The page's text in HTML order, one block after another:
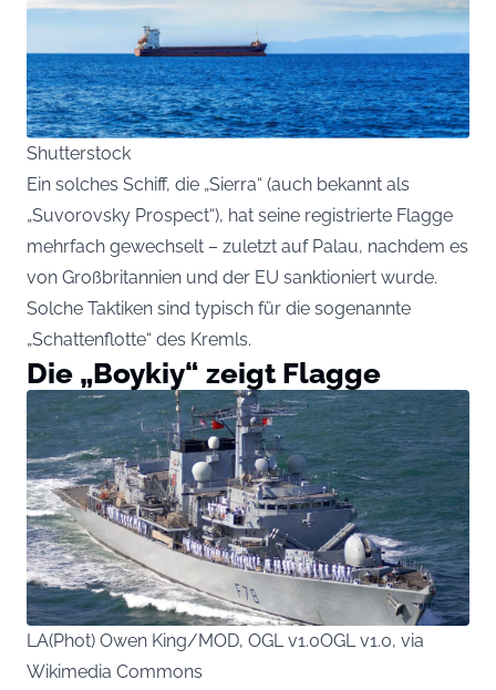
Shutterstock
Ein solches Schiff, die „Sierra“ (auch bekannt als
„Suvorovsky Prospect“), hat seine registrierte Flagge
mehrfach gewechselt – zuletzt auf Palau, nachdem es
von Großbritannien und der EU sanktioniert wurde.
Solche Taktiken sind typisch für die sogenannte
„Schattenflotte“ des Kremls.
Die „Boykiy“ zeigt Flagge
LA(Phot) Owen King/MOD, OGL v1.0OGL v1.0, via
Wikimedia Commons